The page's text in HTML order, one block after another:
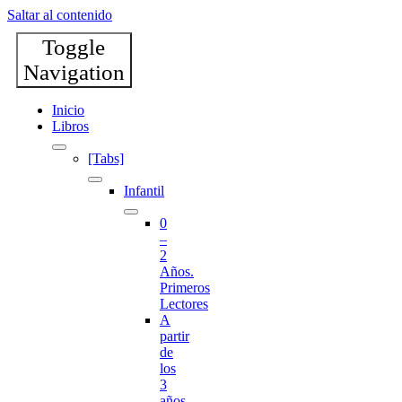
Saltar al contenido
Toggle
Navigation
Inicio
Libros
[Tabs]
Infantil
0
–
2
Años.
Primeros
Lectores
A
partir
de
los
3